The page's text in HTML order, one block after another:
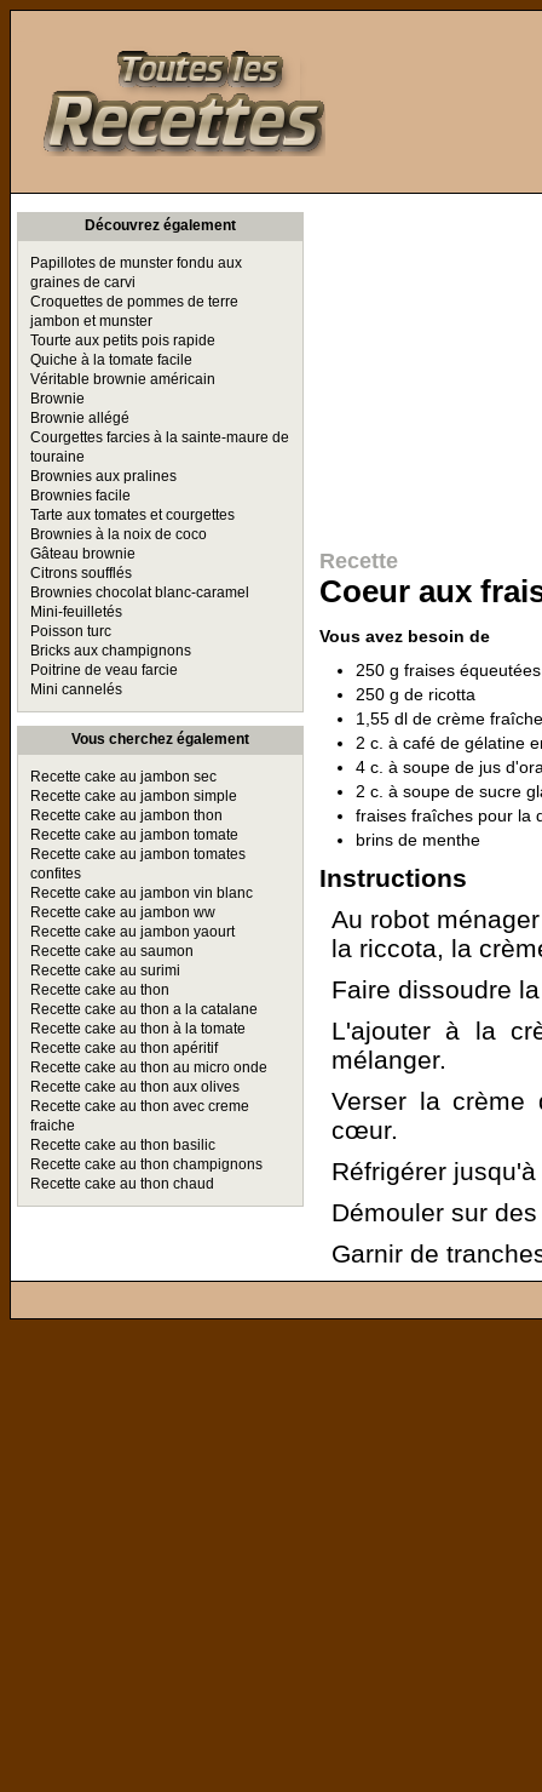
Découvrez également
Papillotes de munster fondu aux
graines de carvi
Croquettes de pommes de terre
jambon et munster
Tourte aux petits pois rapide
Quiche à la tomate facile
Véritable brownie américain
Brownie
Brownie allégé
Courgettes farcies à la sainte-maure de
touraine
Brownies aux pralines
Brownies facile
Tarte aux tomates et courgettes
Brownies à la noix de coco
Gâteau brownie
Citrons soufflés
Brownies chocolat blanc-caramel
Mini-feuilletés
Poisson turc
Bricks aux champignons
Poitrine de veau farcie
Mini cannelés
Vous cherchez également
Recette cake au jambon sec
Recette cake au jambon simple
Recette cake au jambon thon
Recette cake au jambon tomate
Recette cake au jambon tomates
confites
Recette cake au jambon vin blanc
Recette cake au jambon ww
Recette cake au jambon yaourt
Recette cake au saumon
Recette cake au surimi
Recette cake au thon
Recette cake au thon a la catalane
Recette cake au thon à la tomate
Recette cake au thon apéritif
Recette cake au thon au micro onde
Recette cake au thon aux olives
Recette cake au thon avec creme
fraiche
Recette cake au thon basilic
Recette cake au thon champignons
Recette cake au thon chaud
Recette
Coeur aux
Vous avez besoin de
250 g fraises
250 g de ricotta
1,55 dl de crème
2 c. à café de gélatine
4 c. à soupe de jus
2 c. à soupe de sucre
fraises fraîches pour la
brins de menthe
Instructions
Au robot
la riccota, la
Faire dissoudre
L'ajouter à la
mélanger.
Verser la crème
cœur.
Réfrigérer
Démouler sur
Garnir de